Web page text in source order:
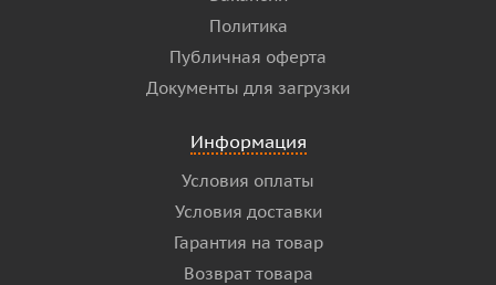
Политика
Публичная оферта
Документы для загрузки
Информация
Условия оплаты
Условия доставки
Гарантия на товар
Возврат товара